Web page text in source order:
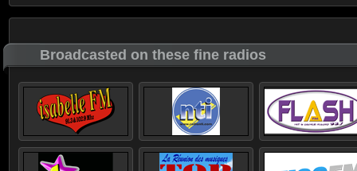
Broadcasted on these fine radios